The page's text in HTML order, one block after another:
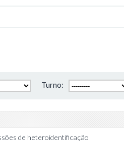
Turno:
de heteroidentificação